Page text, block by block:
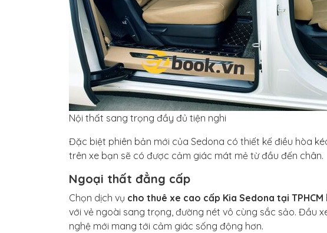
Nội thất sang trọng đầy đủ tiện nghi
Đặc biệt phiên bản mới của Sedona có thiết kế điều hòa
trên xe bạn sẽ có được cảm giác mát mẻ từ đầu đến chân.
Ngoại thất đẳng cấp
Chọn dịch vụ cho thuê xe cao cấp Kia Sedona tại TPHCM
với vẻ ngoài sang trọng, đường nét vô cùng sắc sảo. Đầu
nghệ mới mang tới cảm giác sống động hơn.